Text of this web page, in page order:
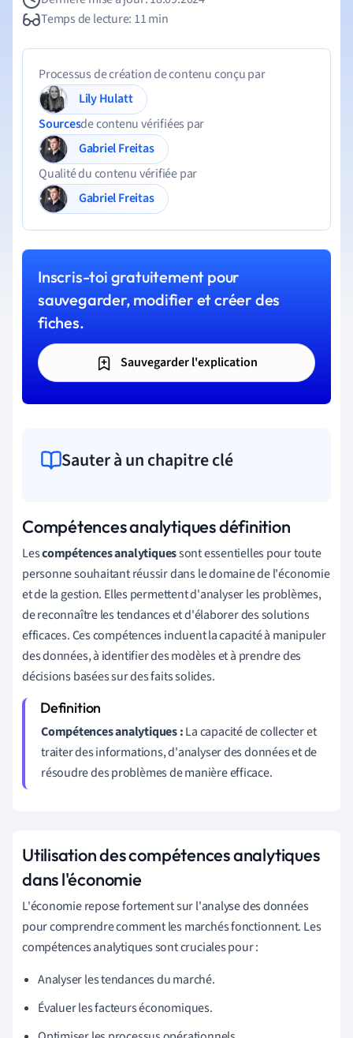
Temps de lecture: 11 min
Processus de création de contenu conçu par
Lily Hulatt
Sourcesde contenu vérifiées par
Gabriel Freitas
Qualité du contenu vérifiée par
Gabriel Freitas
Inscris-toi gratuitement pour
sauvegarder, modifier et créer des
fiches.
Sauvegarder l'explication
Sauter à un chapitre clé
Compétences analytiques définition
Lescompétences analytiquessont essentielles pour toute
personne souhaitant réussir dans le domaine de l'économie
et de la gestion. Elles permettent d'analyser les problèmes,
de reconnaître les tendances et d'élaborer des solutions
efficaces. Ces compétences incluent la capacité à manipuler
des données, à identifier des modèles et à prendre des
décisions basées sur des faits solides.
Compétences analytiques :La capacité de collecter et
traiter des informations, d'analyser des données et de
résoudre des problèmes de manière efficace.
Utilisation des compétences analytiques
dans l'économie
L'économie repose fortement sur l'analyse des données
pour comprendre comment les marchés fonctionnent. Les
compétences analytiques sont cruciales pour :
Analyser les tendances du marché.
Évaluer les facteurs économiques.